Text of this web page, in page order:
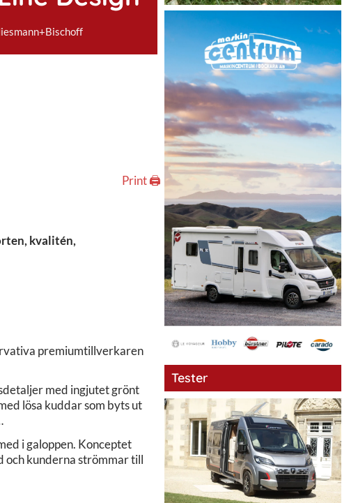
Print 🖨
kvalitén,
premiumtillverkaren
med ingjutet grönt
lösa kuddar som byts ut
i galoppen. Konceptet
och kunderna strömmar till
Tester